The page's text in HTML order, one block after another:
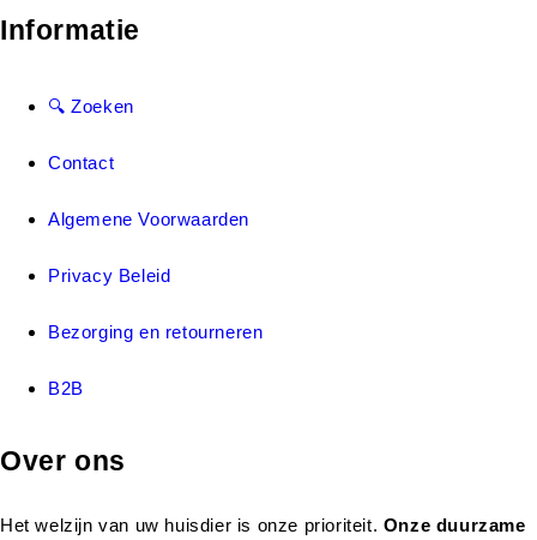
Informatie
🔍 Zoeken
Contact
Algemene Voorwaarden
Privacy Beleid
Bezorging en retourneren
B2B
Over ons
Het welzijn van uw huisdier is onze prioriteit. Onze duurzame